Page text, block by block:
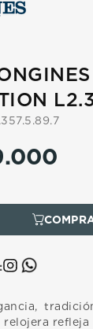
.000
relojera